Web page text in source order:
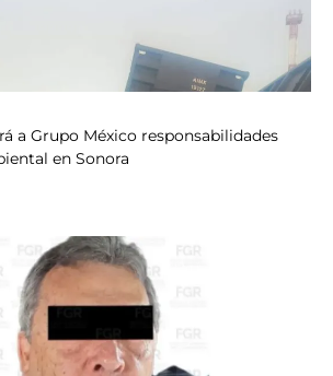
a Grupo México responsabilidades
en Sonora